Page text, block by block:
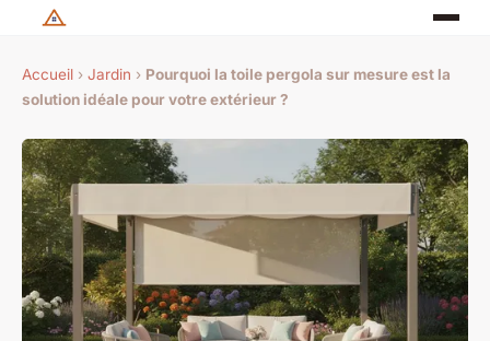
Accueil › Jardin › Pourquoi la toile pergola sur mesure est la
solution idéale pour votre extérieur ?